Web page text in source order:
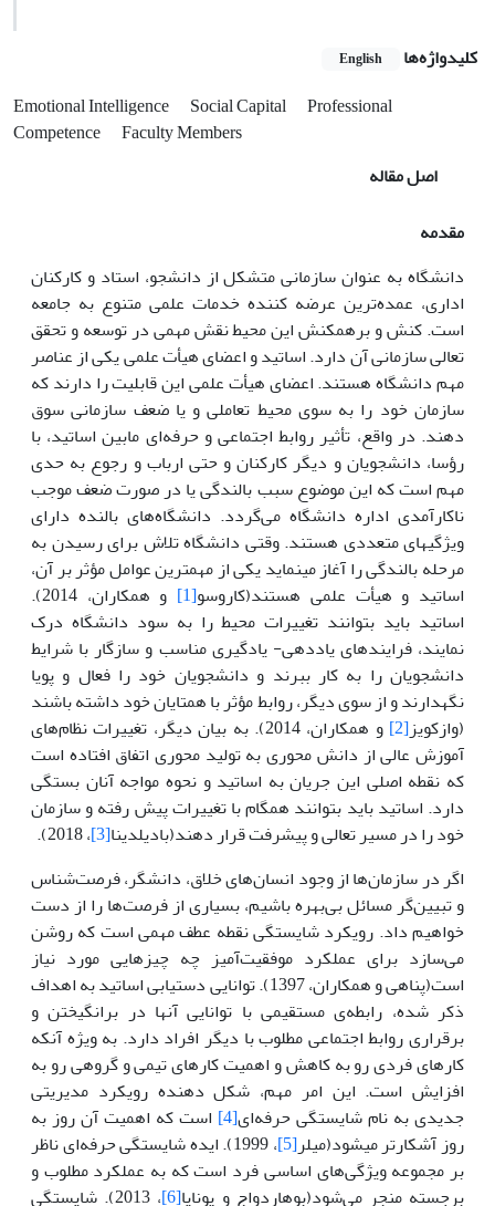
کلیدواژه‌ها English
Emotional Intelligence Social Capital
Professional
Competence
Faculty Members
اصل مقاله
مقدمه
دانشگاه به عنوان سازمانی متشکل از دانشجو، استاد و کارکنان
اداری، عمده‌ترین عرضه کننده خدمات علمی متنوع به جامعه
است. کنش و برهمکنش این محیط نقش مهمی در توسعه و تحقق
تعالی سازمانی آن دارد. اساتید و اعضای هیأت علمی یکی از عناصر
مهم دانشگاه هستند. اعضای هیأت علمی این قابلیت را دارند که
سازمان خود را به سوی محیط تعاملی و یا ضعف سازمانی سوق
دهند. در واقع، تأثیر روابط اجتماعی و حرفه‌ای مابین اساتید، با
رؤسا، دانشجویان و دیگر کارکنان و حتی ارباب و رجوع به حدی
مهم است که این موضوع سبب بالندگی یا در صورت ضعف موجب
ناکارآمدی اداره دانشگاه می‌گردد. دانشگاه‌های‌ بالنده دارای
ویژگی­های متعددی هستند. وقتی دانشگاه تلاش برای رسیدن به
مرحله بالندگی را آغاز می­نماید یکی از مهم­ترین عوامل مؤثر بر آن،
اساتید و هیأت علمی هستند(کاروسو[1]
و همکاران، 2014).
اساتید باید بتوانند تغییرات محیط را به سود دانشگاه درک
نمایند، فرایندهای یاددهی- یادگیری مناسب و سازگار با شرایط
دانشجویان را به کار ببرند و دانشجویان خود را فعال و پویا
نگهدارند و از سوی دیگر، روابط مؤثر با همتایان خود داشته باشند
(وازکویز[2]
و همکاران، 2014). به بیان دیگر، تغییرات نظام‌های
آموزش عالی از دانش محوری به تولید محوری اتفاق افتاده است
که نقطه اصلی این جریان به اساتید و نحوه مواجه آنان بستگی
دارد. اساتید باید بتوانند همگام با تغییرات پیش رفته و سازمان
خود را در مسیر تعالی و پیشرفت قرار دهند(بادیلدینا[3] ، 2018).
اگر در سازمان‌ها از وجود انسان‌های خلاق، دانشگر، فرصت‌شناس
و تبیین‌گر مسائل بی‌بهره باشیم، بسیاری از فرصت‌ها را از دست
خواهیم داد. رویکرد شایستگی نقطه عطف مهمی است که روشن
می‌سازد برای عملکرد موفقیت‌آمیز چه چیزهایی مورد نیاز
است(پناهی و همکاران، 1397). توانایی دست­یابی اساتید به اهداف
ذکر شده، رابطه‌ی مستقیمی ‌با توانایی آن­ها در برانگیختن و
برقراری روابط اجتماعی مطلوب با دیگر افراد دارد. به ویژه آنکه
کارهای فردی رو به کاهش و اهمیت کارهای تیمی ‌و گروهی رو به
افزایش است. این امر مهم، شکل دهنده رویکرد مدیریتی
جدیدی به نام شایستگی حرفه‌ای[4]
است که اهمیت آن روز به
روز آشکارتر می­شود(میلر[5]
، 1999). ایده شایستگی حرفه‌ای ناظر
بر مجموعه ویژگی‌های اساسی فرد است که به عملکرد مطلوب و
برجسته منجر می‌شود(بوهاردواج و پونایا[6] ، 2013). شایستگی